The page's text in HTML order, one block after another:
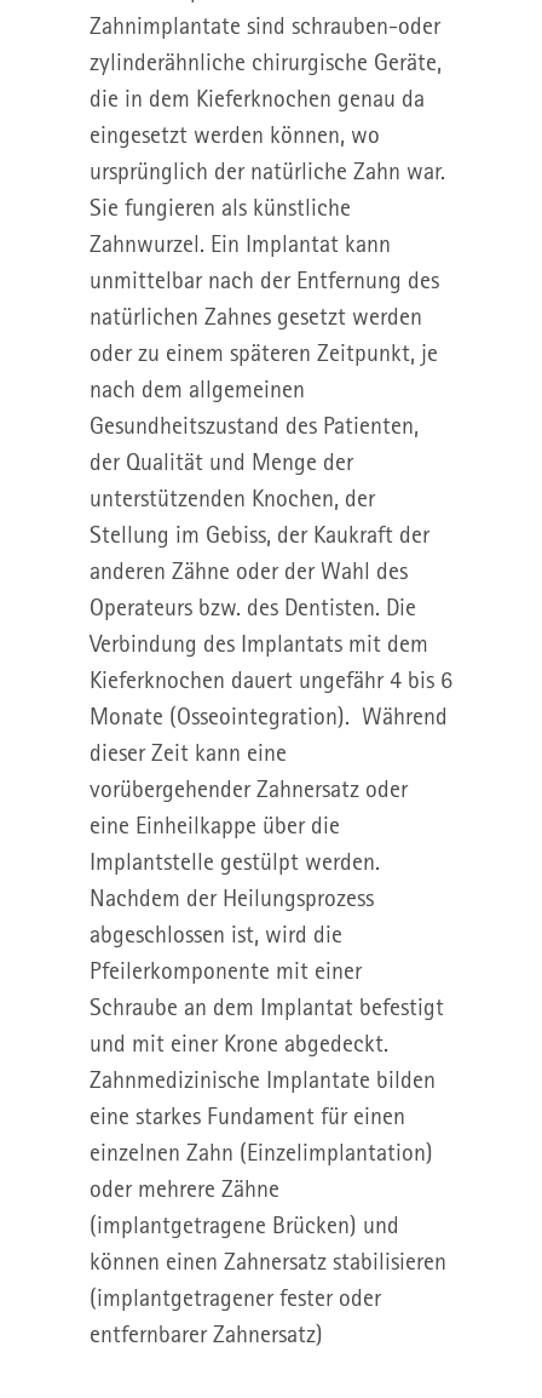
Zahnimplantate sind schrauben-oder
zylinderähnliche chirurgische Geräte,
die in dem Kieferknochen genau da
eingesetzt werden können, wo
ursprünglich der natürliche Zahn war.
Sie fungieren als künstliche
Zahnwurzel. Ein Implantat kann
unmittelbar nach der Entfernung des
natürlichen Zahnes gesetzt werden
oder zu einem späteren Zeitpunkt, je
nach dem allgemeinen
Gesundheitszustand des Patienten,
der Qualität und Menge der
unterstützenden Knochen, der
Stellung im Gebiss, der Kaukraft der
anderen Zähne oder der Wahl des
Operateurs bzw. des Dentisten. Die
Verbindung des Implantats mit dem
Kieferknochen dauert ungefähr 4 bis 6
Monate (Osseointegration). Während
dieser Zeit kann eine
vorübergehender Zahnersatz oder
eine Einheilkappe über die
Implantstelle gestülpt werden.
Nachdem der Heilungsprozess
abgeschlossen ist, wird die
Pfeilerkomponente mit einer
Schraube an dem Implantat befestigt
und mit einer Krone abgedeckt.
Zahnmedizinische Implantate bilden
eine starkes Fundament für einen
einzelnen Zahn (Einzelimplantation)
oder mehrere Zähne
(implantgetragene Brücken) und
können einen Zahnersatz stabilisieren
(implantgetragener fester oder
entfernbarer Zahnersatz)